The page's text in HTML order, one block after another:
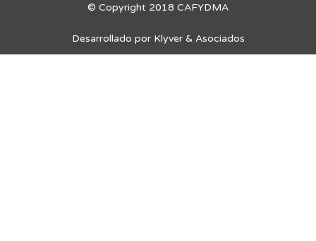
© Copyright 2018 CAFYDMA
Desarrollado por Klyver & Asociados